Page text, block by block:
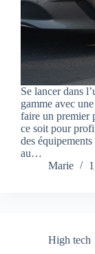
Se lancer dans
gamme avec
faire un premier
ce soit pour
des
au…
Marie
High tech